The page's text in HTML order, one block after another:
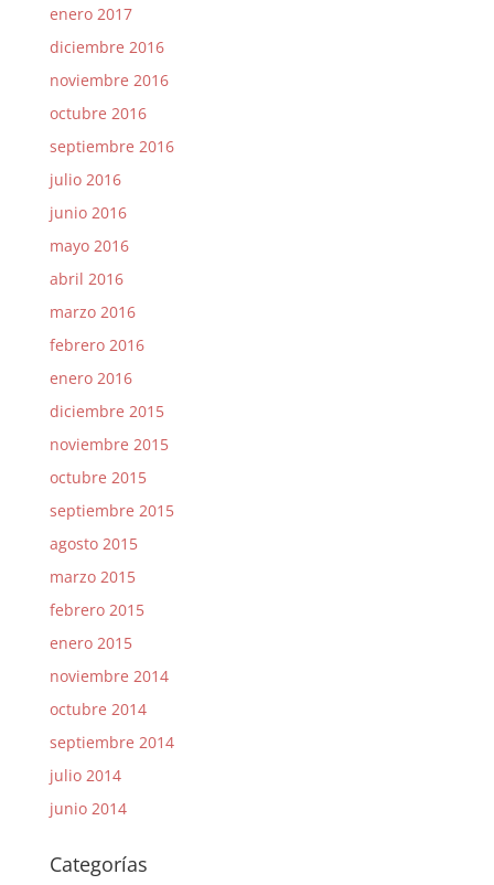
enero 2017
diciembre 2016
noviembre 2016
octubre 2016
septiembre 2016
julio 2016
junio 2016
mayo 2016
abril 2016
marzo 2016
febrero 2016
enero 2016
diciembre 2015
noviembre 2015
octubre 2015
septiembre 2015
agosto 2015
marzo 2015
febrero 2015
enero 2015
noviembre 2014
octubre 2014
septiembre 2014
julio 2014
junio 2014
Categorías